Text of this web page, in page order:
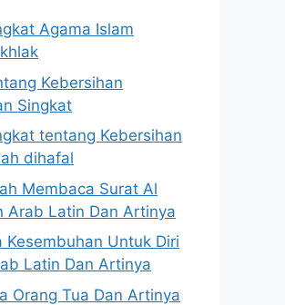
Agama Islam
Kebersihan
Singkat
tentang Kebersihan
dihafal
Membaca Surat Al
Arab Latin Dan Artinya
Kesembuhan Untuk Diri
Latin Dan Artinya
Orang Tua Dan Artinya